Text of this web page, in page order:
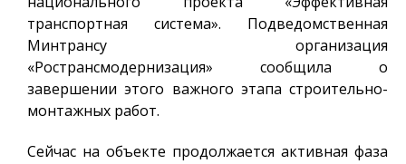
транспортная система». Подведомственная
Минтрансу организация
«Ространсмодернизация» сообщила о
завершении этого важного этапа строительно-
монтажных работ.
Сейчас на объекте продолжается активная фаза